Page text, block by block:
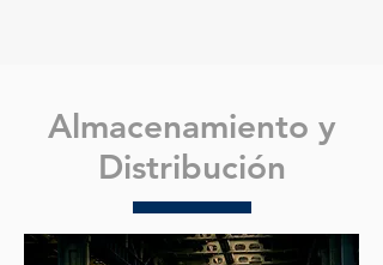
Almacenamiento y
Distribución